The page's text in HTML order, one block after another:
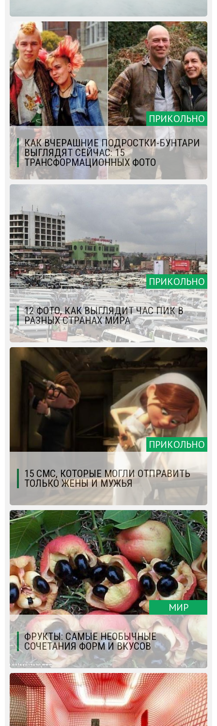
ПРИКОЛЬНО
КАК ВЧЕРАШНИЕ ПОДРОСТКИ-БУНТАРИ
ВЫГЛЯДЯТ СЕЙЧАС: 15
ТРАНСФОРМАЦИОННЫХ ФОТО
ПРИКОЛЬНО
12 ФОТО, КАК ВЫГЛЯДИТ ЧАС ПИК В
РАЗНЫХ СТРАНАХ МИРА
ПРИКОЛЬНО
15 СМС, КОТОРЫЕ МОГЛИ ОТПРАВИТЬ
ТОЛЬКО ЖЕНЫ И МУЖЬЯ
МИР
ФРУКТЫ: САМЫЕ НЕОБЫЧНЫЕ
СОЧЕТАНИЯ ФОРМ И ВКУСОВ